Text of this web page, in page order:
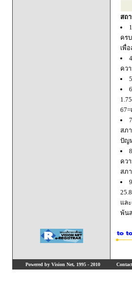
สถ
คร
เพื่
คว
สภ
ปัญ
คว
สภ
แล
พ้น
Powered by Vision Net, 1995 - 2010